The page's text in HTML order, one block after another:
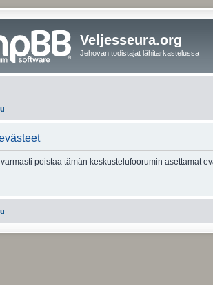
Veljesseura.org
Jehovan todistajat lähitarkastelussa
poistaa tämän keskustelufoorumin asettamat